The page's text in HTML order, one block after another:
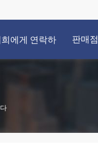
희에게 연락하 판매점